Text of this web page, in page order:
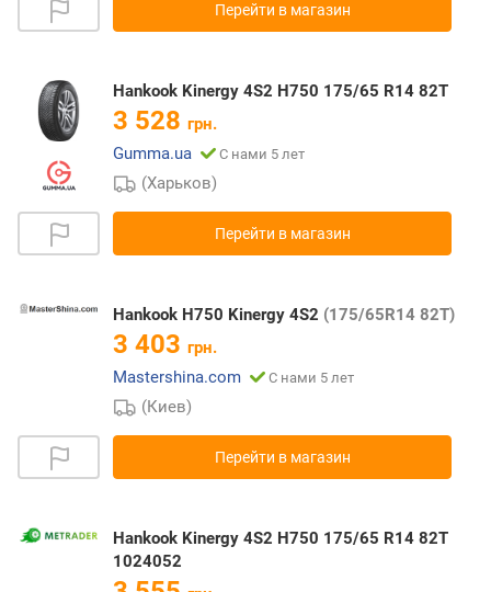
Перейти в магазин
Hankook Kinergy 4S2 H750 175/65 R14 82T
3 528 грн.
Gumma.ua
С нами 5 лет
(Харьков)
Перейти в магазин
Hankook H750 Kinergy 4S2 (175/65R14 82T)
3 403 грн.
Mastershina.com
С нами 5 лет
(Киев)
Перейти в магазин
Hankook Kinergy 4S2 H750 175/65 R14 82T
1024052